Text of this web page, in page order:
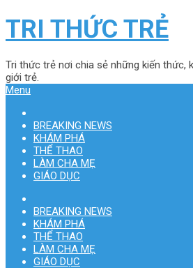
TRI THỨC TRẺ
Tri thức trẻ nơi chia sẻ những kiến thức,
giới trẻ.
Menu
BREAKING NEWS
KHÁM PHÁ
THỂ THAO
LÀM CHA MẸ
GIÁO DỤC
BREAKING NEWS
KHÁM PHÁ
THỂ THAO
LÀM CHA MẸ
GIÁO DỤC